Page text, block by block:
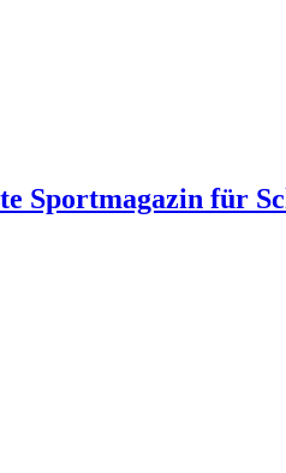
Sportmagazin für